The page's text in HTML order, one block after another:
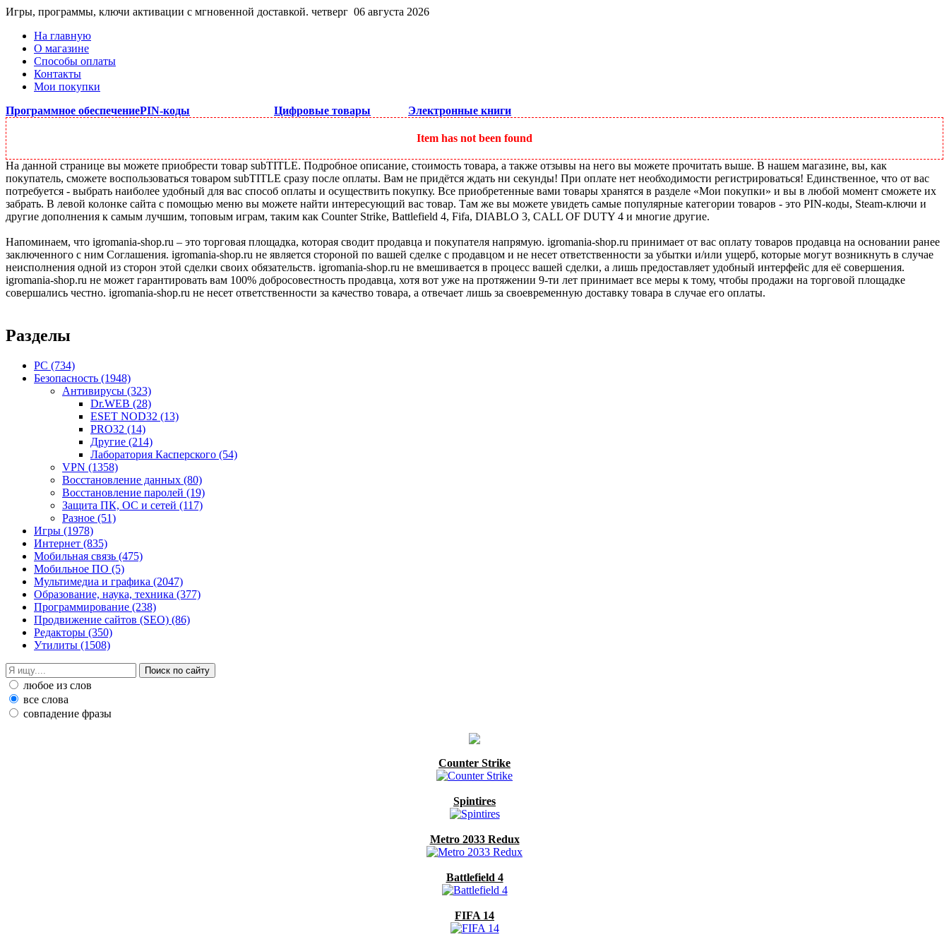
Игры, программы, ключи активации с мгновенной доставкой. четверг 06 августа 2026
На главную
О магазине
Способы оплаты
Контакты
Мои покупки
Программное обеспечениеPIN-коды Цифровые товары Электронные книги
Item has not been found
На данной странице вы можете приобрести товар subTITLE. Подробное описание, стоимость товара, а также отзывы на него вы можете прочитать выше. В нашем магазине, вы, как
покупатель, сможете воспользоваться товаром subTITLE сразу после оплаты. Вам не придётся ждать ни секунды! При оплате нет необходимости регистрироваться! Единственное, что от вас
потребуется - выбрать наиболее удобный для вас способ оплаты и осуществить покупку. Все приобретенные вами товары хранятся в разделе «Мои покупки» и вы в любой момент сможете их
забрать. В левой колонке сайта с помощью меню вы можете найти интересующий вас товар. Там же вы можете увидеть самые популярные категории товаров - это PIN-коды, Steam-ключи и
другие дополнения к самым лучшим, топовым играм, таким как Counter Strike, Battlefield 4, Fifa, DIABLO 3, CALL OF DUTY 4 и многие другие.
Напоминаем, что igromania-shop.ru – это торговая площадка, которая сводит продавца и покупателя напрямую. igromania-shop.ru принимает от вас оплату товаров продавца на основании ранее
заключенного с ним Соглашения. igromania-shop.ru не является стороной по вашей сделке с продавцом и не несет ответственности за убытки и/или ущерб, которые могут возникнуть в случае
неисполнения одной из сторон этой сделки своих обязательств. igromania-shop.ru не вмешивается в процесс вашей сделки, а лишь предоставляет удобный интерфейс для её совершения.
igromania-shop.ru не может гарантировать вам 100% добросовестность продавца, хотя вот уже на протяжении 9-ти лет принимает все меры к тому, чтобы продажи на торговой площадке
совершались честно. igromania-shop.ru не несет ответственности за качество товара, а отвечает лишь за своевременную доставку товара в случае его оплаты.
Разделы
PC (734)
Безопасность (1948)
Антивирусы (323)
Dr.WEB (28)
ESET NOD32 (13)
PRO32 (14)
Другие (214)
Лаборатория Касперского (54)
VPN (1358)
Восстановление данных (80)
Восстановление паролей (19)
Защита ПК, ОС и сетей (117)
Разное (51)
Игры (1978)
Интернет (835)
Мобильная связь (475)
Мобильное ПО (5)
Мультимедиа и графика (2047)
Образование, наука, техника (377)
Программирование (238)
Продвижение сайтов (SEO) (86)
Редакторы (350)
Утилиты (1508)
любое из слов
все слова
совпадение фразы
Counter Strike
Spintires
Metro 2033 Redux
Battlefield 4
FIFA 14